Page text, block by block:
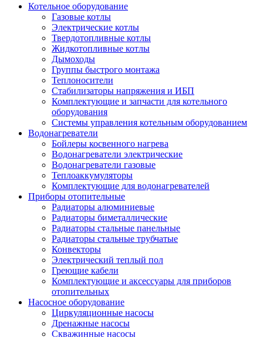
Котельное оборудование
Газовые котлы
Электрические котлы
Твердотопливные котлы
Жидкотопливные котлы
Дымоходы
Группы быстрого монтажа
Теплоносители
Стабилизаторы напряжения и ИБП
Комплектующие и запчасти для котельного
оборудования
Системы управления котельным оборудованием
Водонагреватели
Бойлеры косвенного нагрева
Водонагреватели электрические
Водонагреватели газовые
Теплоаккумуляторы
Комплектующие для водонагревателей
Приборы отопительные
Радиаторы алюминиевые
Радиаторы биметаллические
Радиаторы стальные панельные
Радиаторы стальные трубчатые
Конвекторы
Электрический теплый пол
Греющие кабели
Комплектующие и аксессуары для приборов
отопительных
Насосное оборудование
Циркуляционные насосы
Дренажные насосы
Скважинные насосы